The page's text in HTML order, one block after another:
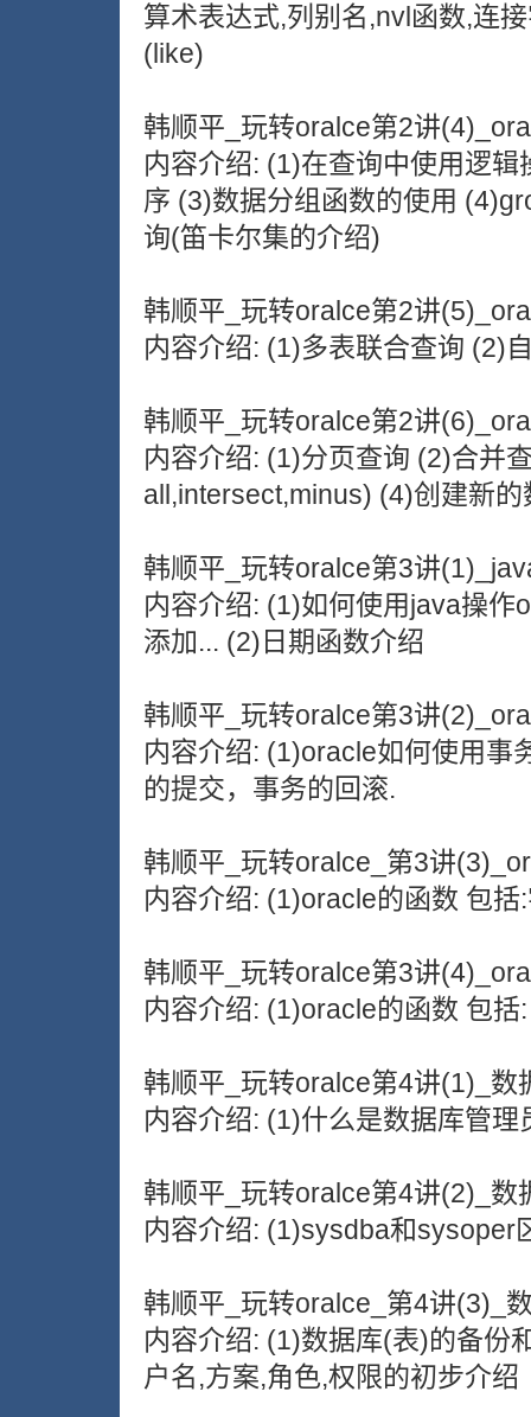
算术表达式,列别名,nvl函数,连
(like)
韩顺平_玩转oralce第2讲
内容介绍: (1)在查询中使用逻
序 (3)数据分组函数的使用
询(笛卡尔集的介绍)
韩顺平_玩转oralce第2讲
内容介绍: (1)多表联合查询 (2)
韩顺平_玩转oralce第2讲
内容介绍: (1)分页查询 (2)合并
all,intersect,minus) (4)创建新的
韩顺平_玩转oralce第3讲
内容介绍: (1)如何使用java操
添加... (2)日期函数介绍
韩顺平_玩转oralce第3讲
内容介绍: (1)oracle如何使用事
的提交，事务的回滚.
韩顺平_玩转oralce_第3讲
内容介绍: (1)oracle的函数 包
韩顺平_玩转oralce第3讲
内容介绍: (1)oracle的函数 包
韩顺平_玩转oralce第4讲(1)_数
内容介绍: (1)什么是数据库管
韩顺平_玩转oralce第4讲(2)_数
内容介绍: (1)sysdba和sysoper
韩顺平_玩转oralce_第4讲(3)_
内容介绍: (1)数据库(表)的备份
户名,方案,角色,权限的初步介绍